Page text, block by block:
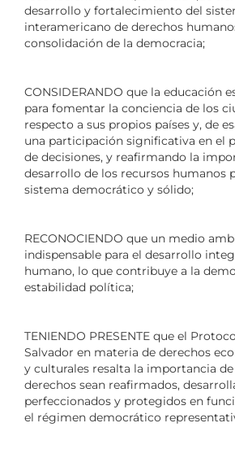
desarrollo y fortalecimiento del
interamericano de derechos
consolidación de la democracia;
CONSIDERANDO que la educación
para fomentar la conciencia de los
respecto a sus propios países y, de
una participación significativa en el
de decisiones, y reafirmando la
desarrollo de los recursos humanos
sistema democrático y sólido;
RECONOCIENDO que un medio
indispensable para el desarrollo
humano, lo que contribuye a la
estabilidad política;
TENIENDO PRESENTE que el
Salvador en materia de derechos
y culturales resalta la importancia
derechos sean reafirmados,
perfeccionados y protegidos en
el régimen democrático